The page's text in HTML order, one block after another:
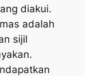
diakui.
adalah
sijil